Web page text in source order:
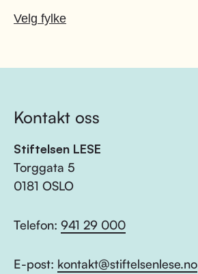
Kontakt oss
Stiftelsen LESE
Torggata 5
0181 OSLO
Telefon: 941 29 000
E-post: kontakt@stiftelsenlese.no